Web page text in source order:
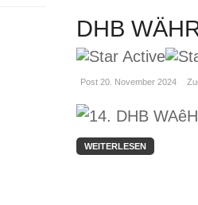
DHB
Post 20. November 2024
WEITERLESEN